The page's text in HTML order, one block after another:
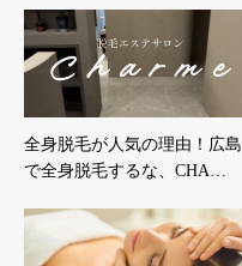
全身脱毛が人気の理由！広島
で全身脱毛するな、CHA…